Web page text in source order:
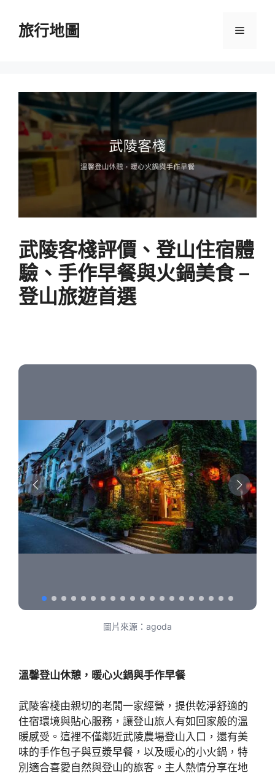
旅行地圖 選
武陵客棧評價、登山住宿體
驗、手作早餐與火鍋美食 –
登山旅遊首選
圖片來源：agoda
溫馨登山休憩，暖心火鍋與手作早餐
武陵客棧由親切的老闆一家經營，提供乾淨舒適的
住宿環境與貼心服務，讓登山旅人有如回家般的溫
暖感受。這裡不僅鄰近武陵農場登山入口，還有美
味的手作包子與豆漿早餐，以及暖心的小火鍋，特
別適合喜愛自然與登山的旅客。主人熱情分享在地